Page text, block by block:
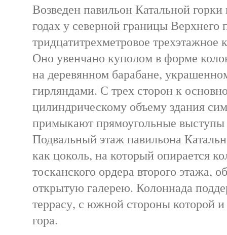
Возведен павильон Катальной
годах у северной границы Верхнего
тридцатитрехметровое трехэтажное
Оно увенчано куполом в форме
на деревянном барабане,
гирляндами. С трех сторон к
цилиндрическому объему здания
примыкают прямоугольные
Подвальный этаж павильона
как цоколь, на который опирается
тосканского ордера второго этажа,
открытую галерею. Колоннада
террасу, с южной стороны которой и
гора.